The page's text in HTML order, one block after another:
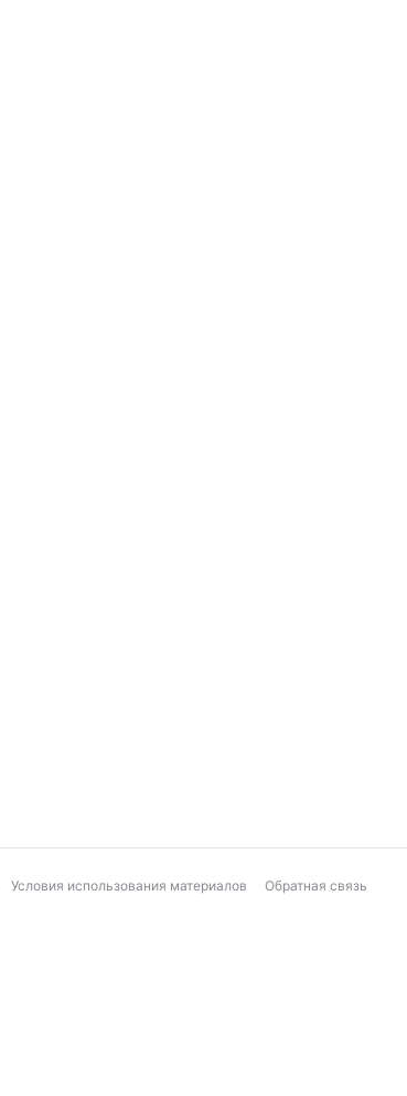
Условия использования материалов Обратная связь